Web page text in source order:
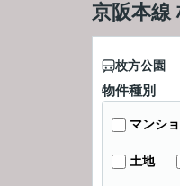
京阪本線
枚方公園
物件種別
マンシ
土地